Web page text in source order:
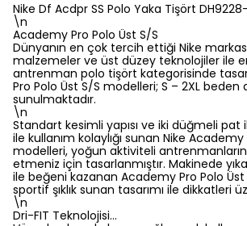
Nike Df Acdpr SS Polo Yaka Tişört
\n
Academy Pro Polo Üst S/S
Dünyanın en çok tercih ettiği Nike
malzemeler ve üst düzey teknolojiler ile
antrenman polo tişört kategorisinde
Pro Polo Üst S/S modelleri; S – 2XL beden
sunulmaktadır.
\n
Standart kesimli yapısı ve iki düğmeli pat
ile kullanım kolaylığı sunan Nike Academy
modelleri, yoğun aktiviteli
etmeniz için tasarlanmıştır. Makinede
ile beğeni kazanan Academy Pro Polo
sportif şıklık sunan tasarımı ile dikkatleri
\n
Dri-FIT Teknolojisi…